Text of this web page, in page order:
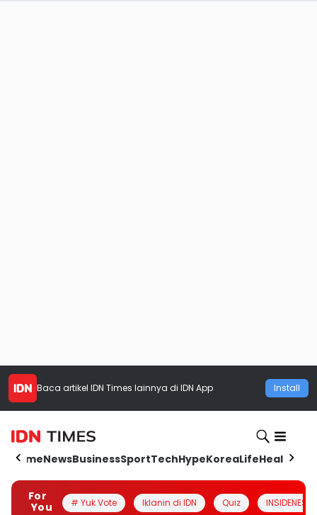
Baca artikel IDN Times lainnya di IDN App Install
HomeNewsBusinessSportTechHypeKoreaLifeHealth
For
You
# Yuk Vote Iklanin di IDN Quiz INSIDENESIA